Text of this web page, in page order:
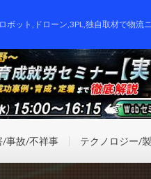
ボット,ドローン,3PL,独自取材で物流
/事故/不祥事 テクノロジー/